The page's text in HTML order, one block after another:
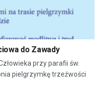
do Zawady
przy parafii św.
pielgrzymkę trzeźwości